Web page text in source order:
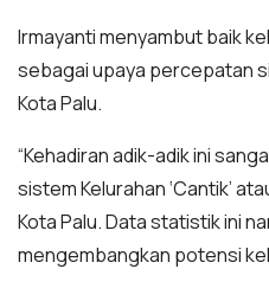
Irmayanti menyambut baik
sebagai upaya percepatan
Kota Palu.
“Kehadiran adik-adik ini
sistem Kelurahan ‘Cantik’
Kota Palu. Data statistik ini
mengembangkan potensi